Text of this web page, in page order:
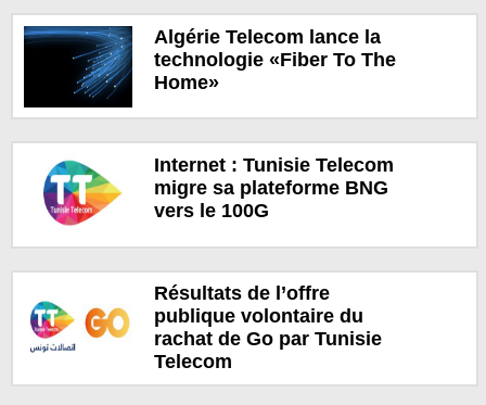
Algérie Telecom lance la
technologie «Fiber To The
Home»
Internet : Tunisie Telecom
migre sa plateforme BNG
vers le 100G
Résultats de l’offre
publique volontaire du
rachat de Go par Tunisie
Telecom